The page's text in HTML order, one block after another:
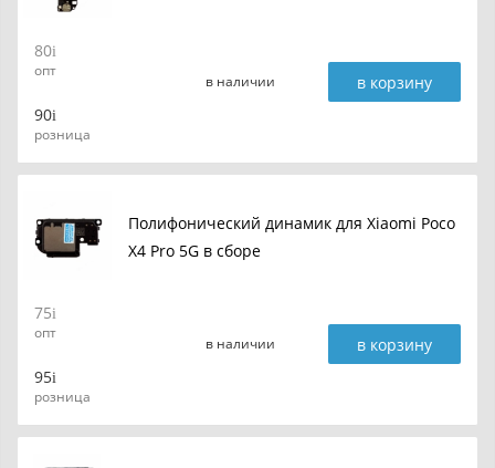
80
опт
90
розница
в наличии в корзину
Полифонический динамик для Xiaomi Poco
X4 Pro 5G в сборе
75
опт
95
розница
в наличии в корзину